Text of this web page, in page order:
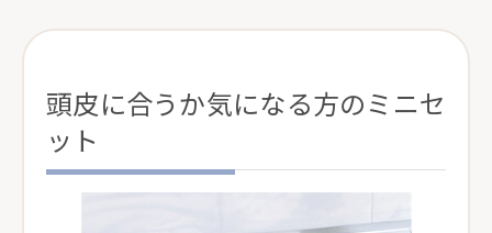
頭皮に合うか気になる方のミニセ
ット